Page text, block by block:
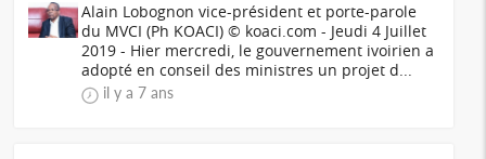
Alain Lobognon vice-président et porte-parole
du MVCI (Ph KOACI) © koaci.com - Jeudi 4 Juillet
2019 - Hier mercredi, le gouvernement ivoirien a
adopté en conseil des ministres un projet d...
il y a 7 ans